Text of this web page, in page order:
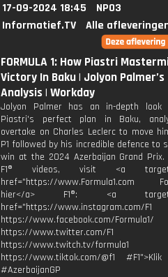
17-09-2024 18:45
NPO3
Informatief.TV
Alle
FORMULA 1: How Piastri
Victory In Baku | Jolyon Palmer’s
Analysis | Workday
Jolyon Palmer has an in-depth look
Piastri's perfect plan in Baku,
overtake on Charles Leclerc to move
P1 followed by his incredible defence to
win at the 2024 Azerbaijan Grand Prix.
F1® videos, visit <a
href="https://www.Formula1.com
hier</a> F1®: <a
href="https://www.instagram.com/F1
https://www.facebook.com/Formula1/
https://www.twitter.com/F1
https://www.twitch.tv/formula1
https://www.tiktok.com/@f1
#AzerbaijanGP